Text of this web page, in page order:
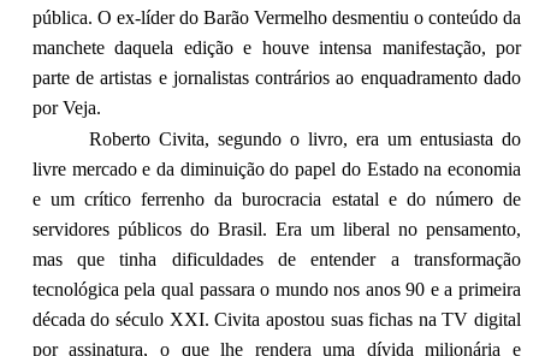
pública. O ex-líder do Barão Vermelho desmentiu o conteúdo da
manchete daquela edição e houve intensa manifestação, por
parte de artistas e jornalistas contrários ao enquadramento dado
por Veja.
Roberto Civita, segundo o livro, era um entusiasta do
livre mercado e da diminuição do papel do Estado na economia
e um crítico ferrenho da burocracia estatal e do número de
servidores públicos do Brasil. Era um liberal no pensamento,
mas que tinha dificuldades de entender a transformação
tecnológica pela qual passara o mundo nos anos 90 e a primeira
década do século XXI. Civita apostou suas fichas na TV digital
por assinatura, o que lhe rendera uma dívida milionária e